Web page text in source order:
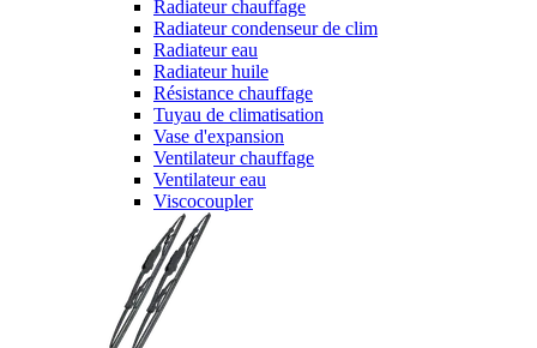
Radiateur chauffage
Radiateur condenseur de clim
Radiateur eau
Radiateur huile
Résistance chauffage
Tuyau de climatisation
Vase d'expansion
Ventilateur chauffage
Ventilateur eau
Viscocoupler